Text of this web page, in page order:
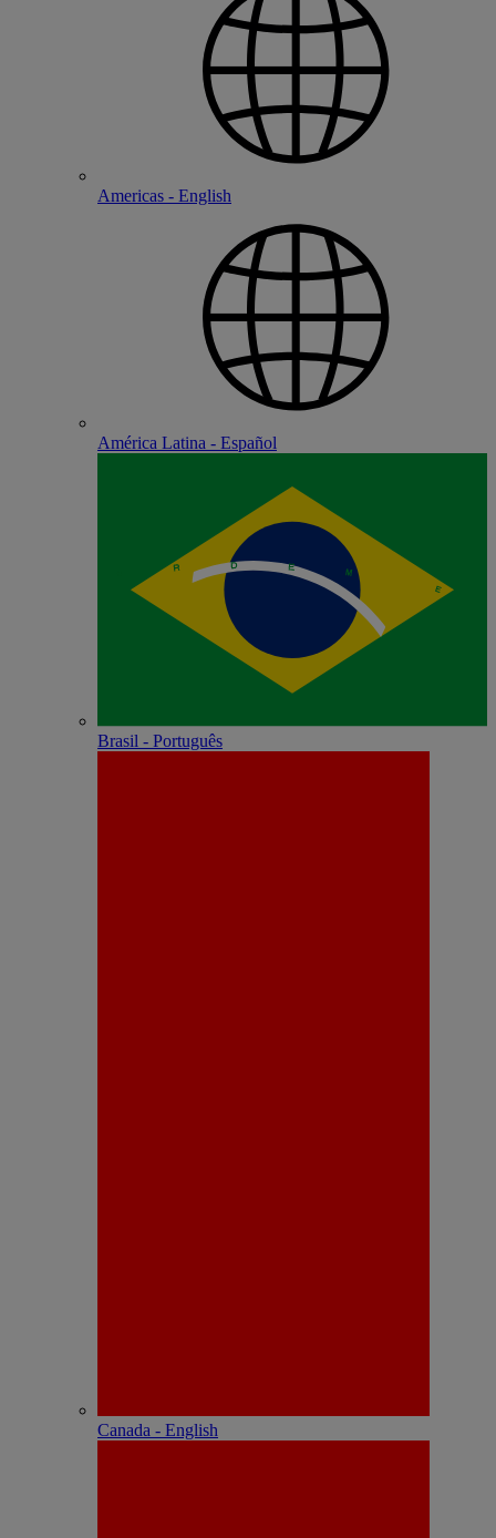
Americas - English
América Latina - Español
Brasil - Português
Canada - English